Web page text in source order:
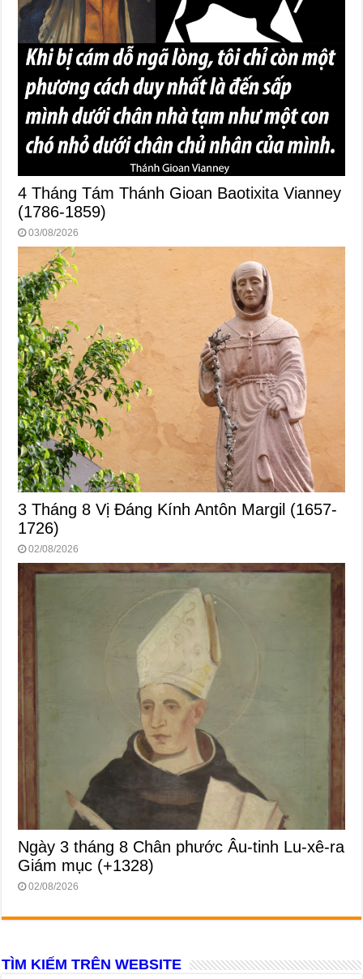
4 Tháng Tám Thánh Gioan Baotixita Vianney
(1786-1859)
03/08/2026
3 Tháng 8 Vị Ðáng Kính Antôn Margil (1657-
1726)
02/08/2026
Ngày 3 tháng 8 Chân phước Âu-tinh Lu-xê-ra
Giám mục (+1328)
02/08/2026
TÌM KIẾM TRÊN WEBSITE